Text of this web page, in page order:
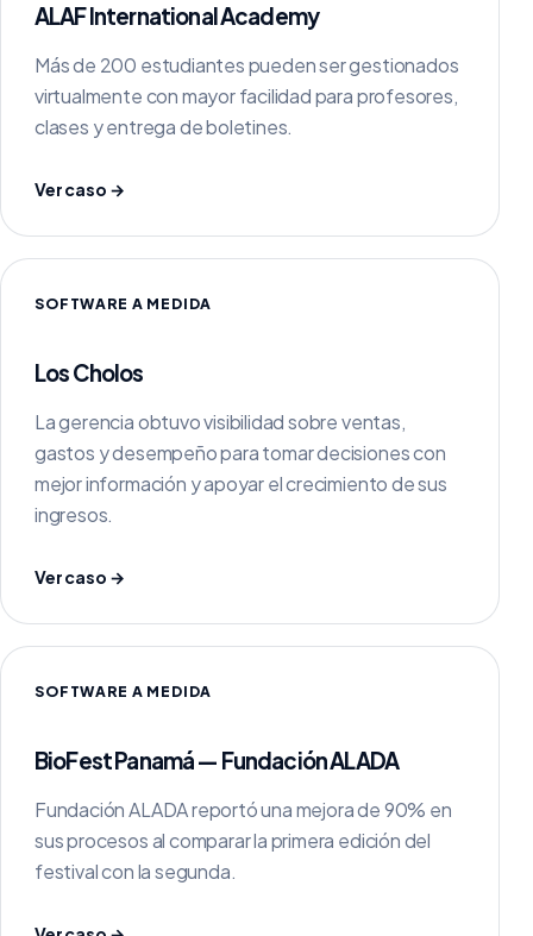
ALAF International Academy
Más de 200 estudiantes pueden ser gestionados
virtualmente con mayor facilidad para profesores,
clases y entrega de boletines.
Ver caso →
SOFTWARE A MEDIDA
Los Cholos
La gerencia obtuvo visibilidad sobre ventas,
gastos y desempeño para tomar decisiones con
mejor información y apoyar el crecimiento de sus
ingresos.
Ver caso →
SOFTWARE A MEDIDA
BioFest Panamá — Fundación ALADA
Fundación ALADA reportó una mejora de 90% en
sus procesos al comparar la primera edición del
festival con la segunda.